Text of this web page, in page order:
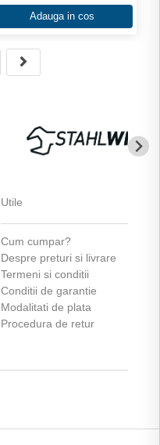
Adauga in cos
Utile
Cum cumpar?
Despre preturi si livrare
Termeni si conditii
Conditii de garantie
Modalitati de plata
Procedura de retur